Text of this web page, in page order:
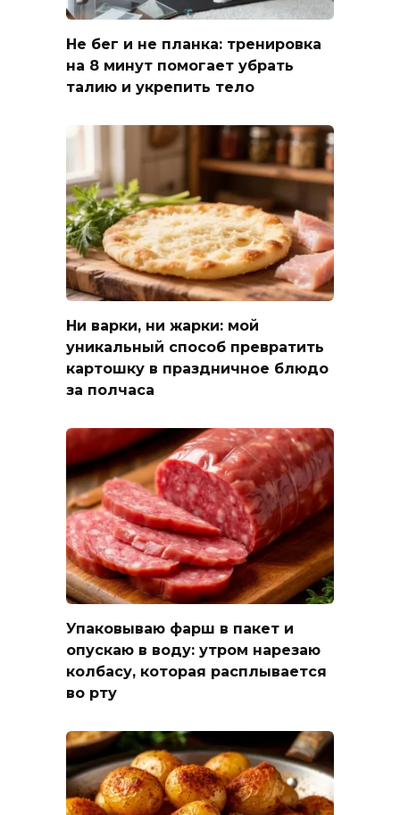
Не бег и не планка: тренировка
на 8 минут помогает убрать
талию и укрепить тело
Ни варки, ни жарки: мой
уникальный способ превратить
картошку в праздничное блюдо
за полчаса
Упаковываю фарш в пакет и
опускаю в воду: утром нарезаю
колбасу, которая расплывается
во рту